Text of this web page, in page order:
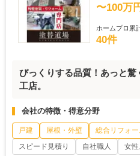
〜100万
ホームプロ累
40件
びっくりする品質！あっと
工店。
会社の特徴・得意分野
戸建 屋根・外壁 総合リフォー
スピード見積り
自社職人 女